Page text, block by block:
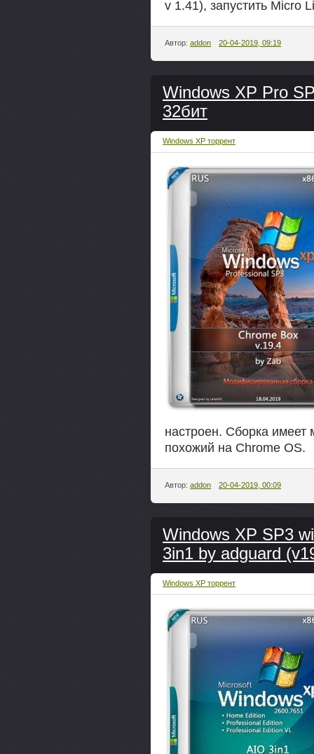
v 1.41), запустить Micro
Автор: addon 20-04-2019, 09:19
Windows XP Pro
32бит
Windows XP торрент
настроен. Сборка
похожий на Chrome OS.
Автор: addon 20-04-2019, 00:09
Windows XP SP3
3in1 by adguard
Windows XP торрент